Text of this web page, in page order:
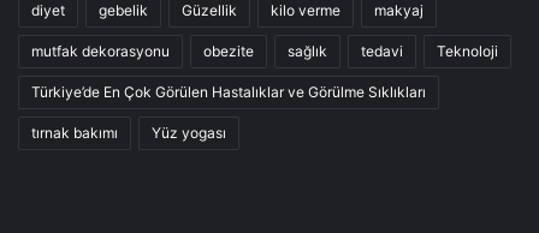
diyet gebelik Güzellik kilo verme makyaj
mutfak dekorasyonu obezite sağlık tedavi Teknoloji
Türkiye’de En Çok Görülen Hastalıklar ve Görülme Sıklıkları
tırnak bakımı Yüz yogası